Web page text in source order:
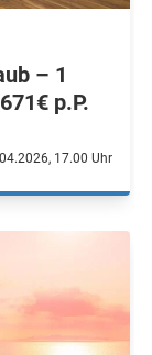
– 1
p.P.
17.00 Uhr